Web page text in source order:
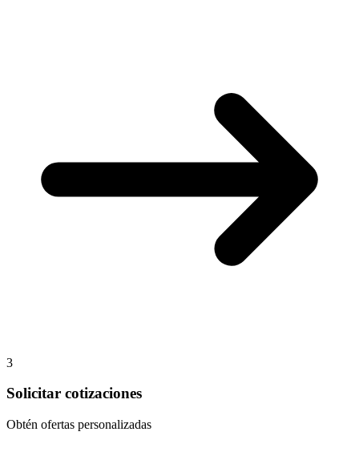
3
Solicitar cotizaciones
Obtén ofertas personalizadas